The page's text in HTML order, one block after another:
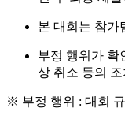
본 대회는 참가
부정 행위가 확
상 취소 등의
※ 부정 행위 : 대회